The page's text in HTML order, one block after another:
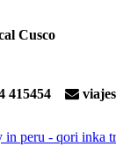
Cusco
415454